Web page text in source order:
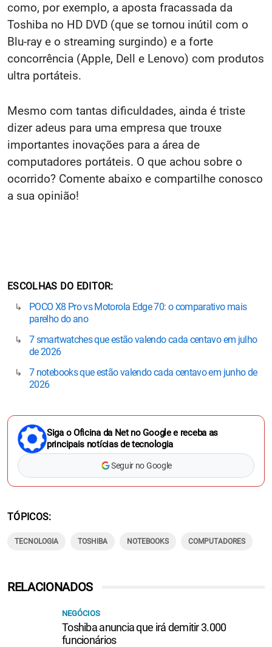
como, por exemplo, a aposta fracassada da
Toshiba no HD DVD (que se tornou inútil com o
Blu-ray e o streaming surgindo) e a forte
concorrência (Apple, Dell e Lenovo) com produtos
ultra portáteis.
Mesmo com tantas dificuldades, ainda é triste
dizer adeus para uma empresa que trouxe
importantes inovações para a área de
computadores portáteis. O que achou sobre o
ocorrido? Comente abaixo e compartilhe conosco
a sua opinião!
ESCOLHAS DO EDITOR
POCO X8 Pro vs Motorola Edge 70: o comparativo mais
parelho do ano
7 smartwatches que estão valendo cada centavo em julho
de 2026
7 notebooks que estão valendo cada centavo em junho de
2026
Siga o Oficina da Net no Google e receba as
principais notícias de tecnologia
Seguir no Google
TÓPICOS
TECNOLOGIA TOSHIBA NOTEBOOKS COMPUTADORES
RELACIONADOS
NEGÓCIOS
Toshiba anuncia que irá demitir 3.000
funcionários